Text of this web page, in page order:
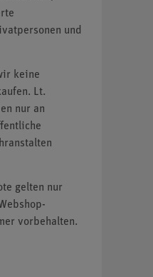
und
keine
Lt.
nur an
gelten nur
vorbehalten.